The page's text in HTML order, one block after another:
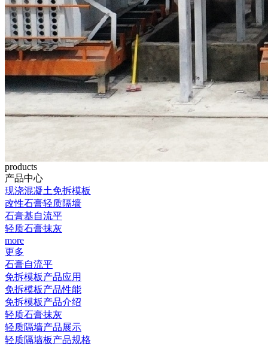
products
产品中心
现浇混凝土免拆模板
改性石膏轻质隔墙
石膏基自流平
轻质石膏抹灰
more
更多
石膏自流平
免拆模板产品应用
免拆模板产品性能
免拆模板产品介绍
轻质石膏抹灰
轻质隔墙产品展示
轻质隔墙板产品规格